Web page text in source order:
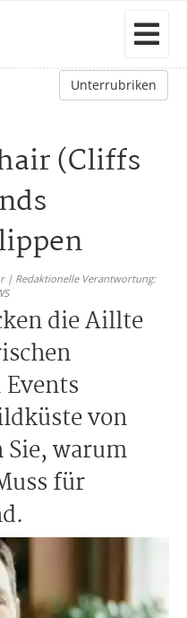
Unterrubriken
(Cliffs
| Redaktionelle Verantwortung:
die Aillte
von
warum
für